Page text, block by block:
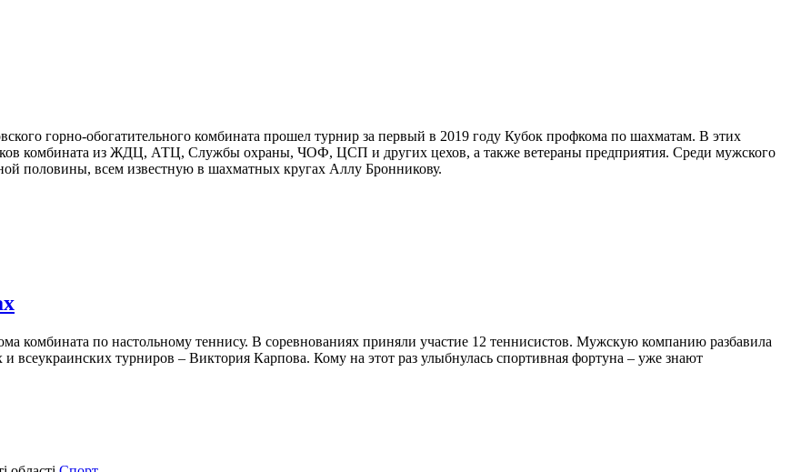
горно-обогатительного комбината прошел турнир за первый в 2019 году Кубок профкома по шахматам. В этих
комбината из ЖДЦ, АТЦ, Службы охраны, ЧОФ, ЦСП и других цехов, а также ветераны предприятия. Среди мужского
половины, всем известную в шахматных кругах Аллу Бронникову.
комбината по настольному теннису. В соревнованиях приняли участие 12 теннисистов. Мужскую компанию разбавила
всеукраинских турниров – Виктория Карпова. Кому на этот раз улыбнулась спортивная фортуна – уже знают